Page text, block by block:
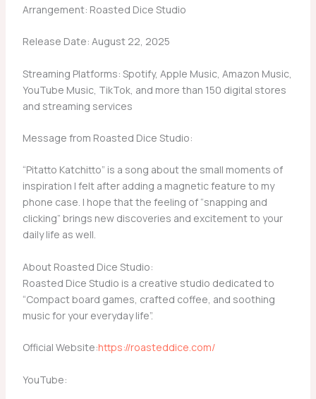
Arrangement: Roasted Dice Studio
Release Date: August 22, 2025
Streaming Platforms: Spotify, Apple Music, Amazon Music,
YouTube Music, TikTok, and more than 150 digital stores
and streaming services
Message from Roasted Dice Studio:
“Pitatto Katchitto” is a song about the small moments of
inspiration I felt after adding a magnetic feature to my
phone case. I hope that the feeling of “snapping and
clicking” brings new discoveries and excitement to your
daily life as well.
About Roasted Dice Studio:
Roasted Dice Studio is a creative studio dedicated to
“Compact board games, crafted coffee, and soothing
music for your everyday life”.
Official Website:https://roasteddice.com/
YouTube: